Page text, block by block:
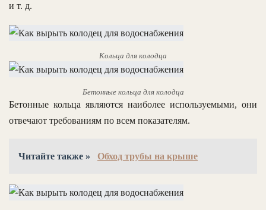
и т. д.
Кольца для колодца
Бетонные кольца для колодца
Бетонные кольца являются наиболее используемыми, они
отвечают требованиям по всем показателям.
Читайте также » Обход трубы на крыше